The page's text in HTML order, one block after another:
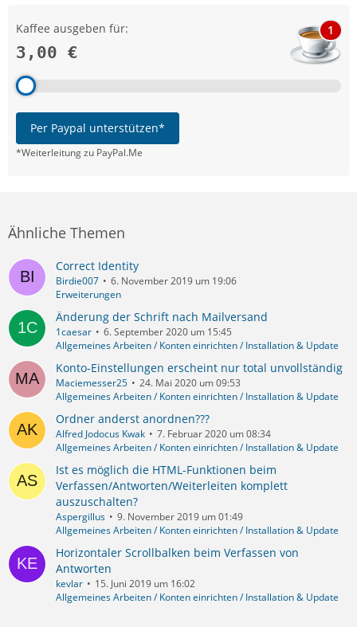
Kaffee ausgeben für:
3,00 €
1
Per Paypal unterstützen*
*Weiterleitung zu PayPal.Me
Ähnliche Themen
Correct Identity
Birdie007
6. November 2019 um 19:06
Erweiterungen
Änderung der Schrift nach Mailversand
1caesar
6. September 2020 um 15:45
Allgemeines Arbeiten / Konten einrichten / Installation & Update
Konto-Einstellungen erscheint nur total unvollständig
Maciemesser25
24. Mai 2020 um 09:53
Allgemeines Arbeiten / Konten einrichten / Installation & Update
Ordner anderst anordnen???
Alfred Jodocus Kwak
7. Februar 2020 um 08:34
Allgemeines Arbeiten / Konten einrichten / Installation & Update
Ist es möglich die HTML-Funktionen beim
Verfassen/Antworten/Weiterleiten komplett
auszuschalten?
Aspergillus
9. November 2019 um 01:49
Allgemeines Arbeiten / Konten einrichten / Installation & Update
Horizontaler Scrollbalken beim Verfassen von
Antworten
kevlar
15. Juni 2019 um 16:02
Allgemeines Arbeiten / Konten einrichten / Installation & Update